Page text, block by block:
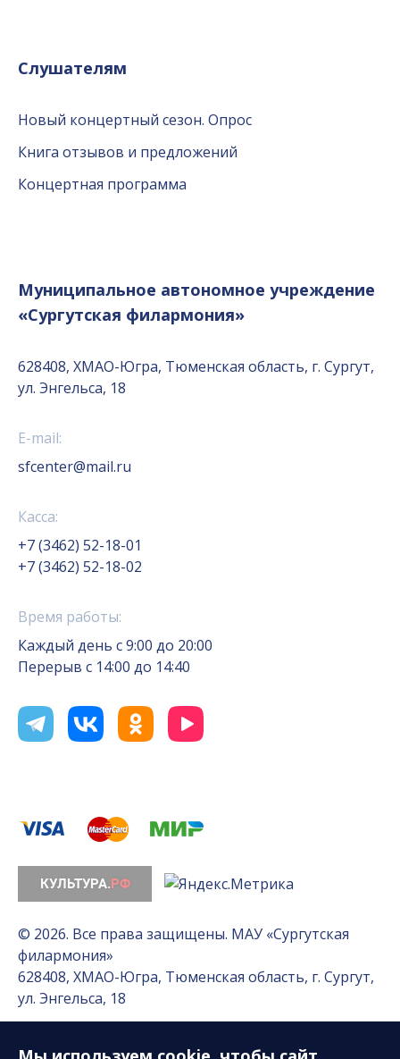
Слушателям
Новый концертный сезон. Опрос
Книга отзывов и предложений
Концертная программа
Муниципальное автономное учреждение
«Сургутская филармония»
628408, ХМАО-Югра, Тюменская область, г. Сургут,
ул. Энгельса, 18
E-mail:
sfcenter@mail.ru
Касса:
+7 (3462) 52-18-01
+7 (3462) 52-18-02
Время работы:
Каждый день с 9:00 до 20:00
Перерыв с 14:00 до 14:40
© 2026. Все права защищены. МАУ «Сургутская
филармония»
628408, ХМАО-Югра, Тюменская область, г. Сургут,
ул. Энгельса, 18